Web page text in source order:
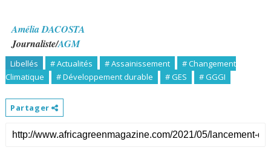
Amélia DACOSTA
Journaliste/AGM
Libellés # Actualités # Assainissement
# Changement
Climatique
# Développement durable # GES # GGGI
Partager